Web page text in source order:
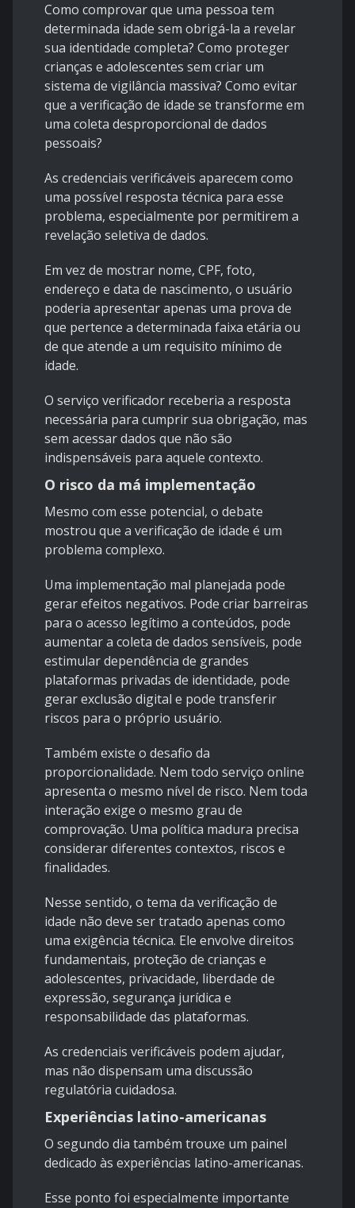
Como comprovar que uma pessoa tem
determinada idade sem obrigá-la a revelar
sua identidade completa? Como proteger
crianças e adolescentes sem criar um
sistema de vigilância massiva? Como evitar
que a verificação de idade se transforme em
uma coleta desproporcional de dados
pessoais?
As credenciais verificáveis aparecem como
uma possível resposta técnica para esse
problema, especialmente por permitirem a
revelação seletiva de dados.
Em vez de mostrar nome, CPF, foto,
endereço e data de nascimento, o usuário
poderia apresentar apenas uma prova de
que pertence a determinada faixa etária ou
de que atende a um requisito mínimo de
idade.
O serviço verificador receberia a resposta
necessária para cumprir sua obrigação, mas
sem acessar dados que não são
indispensáveis para aquele contexto.
O risco da má implementação
Mesmo com esse potencial, o debate
mostrou que a verificação de idade é um
problema complexo.
Uma implementação mal planejada pode
gerar efeitos negativos. Pode criar barreiras
para o acesso legítimo a conteúdos, pode
aumentar a coleta de dados sensíveis, pode
estimular dependência de grandes
plataformas privadas de identidade, pode
gerar exclusão digital e pode transferir
riscos para o próprio usuário.
Também existe o desafio da
proporcionalidade. Nem todo serviço online
apresenta o mesmo nível de risco. Nem toda
interação exige o mesmo grau de
comprovação. Uma política madura precisa
considerar diferentes contextos, riscos e
finalidades.
Nesse sentido, o tema da verificação de
idade não deve ser tratado apenas como
uma exigência técnica. Ele envolve direitos
fundamentais, proteção de crianças e
adolescentes, privacidade, liberdade de
expressão, segurança jurídica e
responsabilidade das plataformas.
As credenciais verificáveis podem ajudar,
mas não dispensam uma discussão
regulatória cuidadosa.
Experiências latino-americanas
O segundo dia também trouxe um painel
dedicado às experiências latino-americanas.
Esse ponto foi especialmente importante